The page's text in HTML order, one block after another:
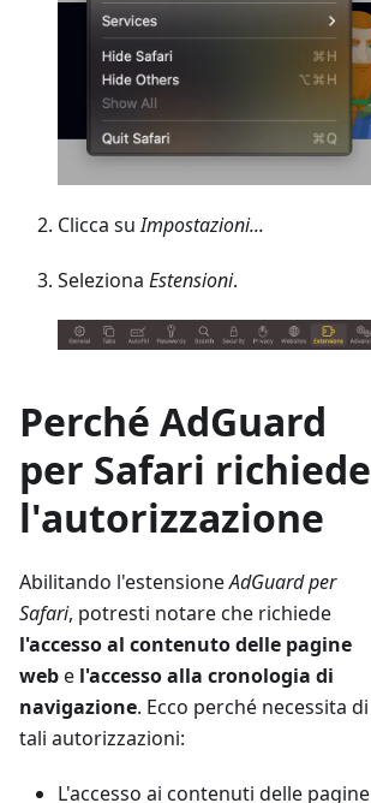
Clicca suImpostazioni...
Seleziona Estensioni.
Perché AdGuard
per Safari richiede
l'autorizzazione
Abilitando l'estensioneAdGuard per
Safari, potresti notare che richiede
l'accesso al contenuto delle pagine
webe l'accesso alla cronologia di
navigazione. Ecco perché necessita di
tali autorizzazioni:
L'accesso ai contenuti delle pagine